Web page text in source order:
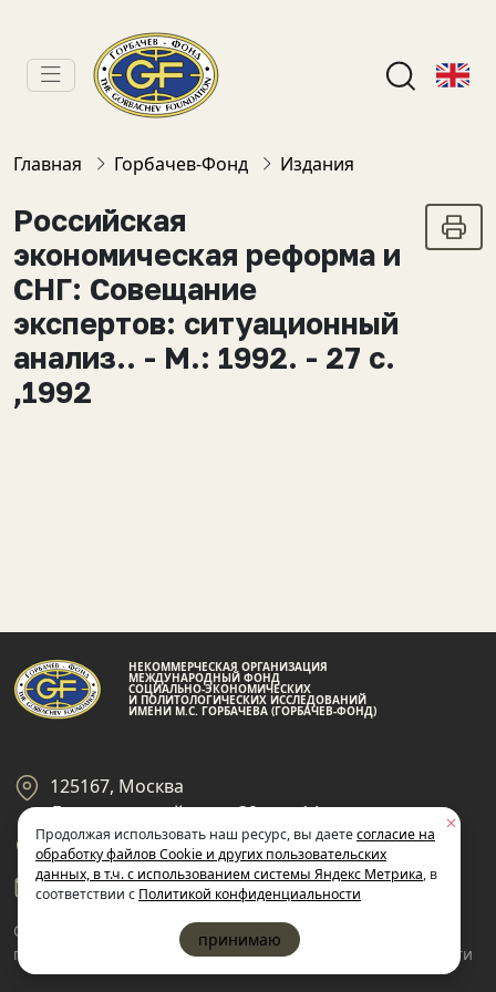
Главная Горбачев-Фонд Издания
Российская
экономическая реформа и
СНГ: Совещание
экспертов: ситуационный
анализ.. - М.: 1992. - 27 с.
,1992
НЕКОММЕРЧЕСКАЯ ОРГАНИЗАЦИЯ
МЕЖДУНАРОДНЫЙ ФОНД
СОЦИАЛЬНО-ЭКОНОМИЧЕСКИХ
И ПОЛИТОЛОГИЧЕСКИХ ИССЛЕДОВАНИЙ
ИМЕНИ М.С. ГОРБАЧЕВА (ГОРБАЧЕВ-ФОНД)
125167, Москва
Ленинградский пр-кт 39, стр 14
+7 495 945-59-99
gf@gorby.ru
Cогласие на обработку
пользовательских данных
конфиденциальности
Продолжая использовать наш ресурс, вы даетесогласие на
обработку файлов Cookie и других пользовательских
данных, в т.ч. с использованием системы Яндекс Метрика, в
соответствии с Политикой конфиденциальности
принимаю